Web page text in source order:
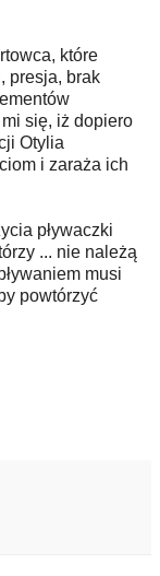
które
presja, brak
się, iż dopiero
Otylia
i zaraża ich
pływaczki
... nie należą
musi
powtórzyć